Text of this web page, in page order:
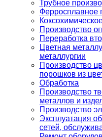
Трубное
Ферросплавное
Производство
Переработка
Цветная
металлургии
Производство
порошков из
Обработка
Производство
металлов и
Производство
Эксплуатация
сетей,